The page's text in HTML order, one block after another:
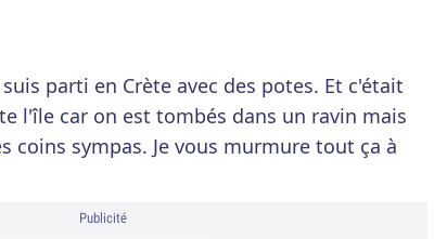
parti en Crète avec des potes. Et c'était
l'île car on est tombés dans un ravin mais
coins sympas. Je vous murmure tout ça à
Publicité